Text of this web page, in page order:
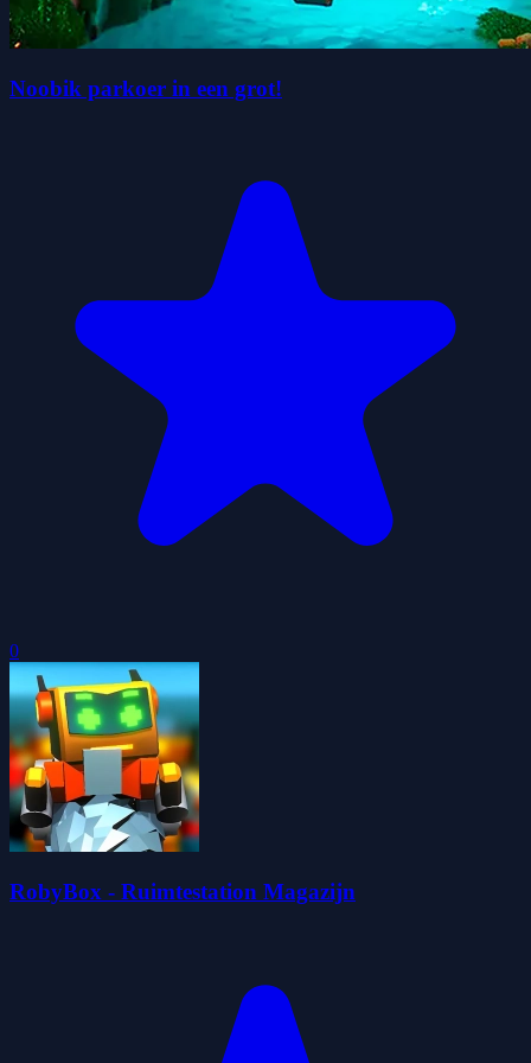
Noobik parkoer in een grot!
0
RobyBox - Ruimtestation Magazijn